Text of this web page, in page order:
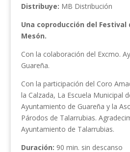
Distribuye: MB Distribución
Una coproducción del Festival
Mesón.
Con la colaboración del Excmo.
Guareña.
Con la participación del Coro
la Calzada, La Escuela Municipal
Ayuntamiento de Guareña y la
Párodos de Talarrubias.
Ayuntamiento de Talarrubias.
Duración: 90 min. sin descanso